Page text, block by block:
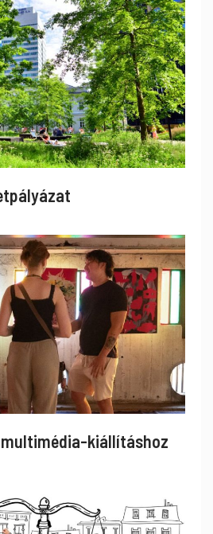
kiállításhoz